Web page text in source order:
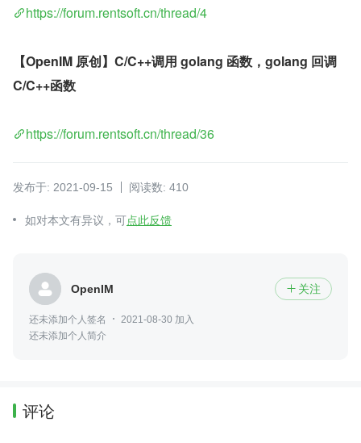
https://forum.rentsoft.cn/thread/4
【OpenIM 原创】C/C++调用 golang 函数，golang 回调
C/C++函数
https://forum.rentsoft.cn/thread/36
发布于: 2021-09-15 阅读数: 410
如对本文有异议，可点此反馈
OpenIM  关注
还未添加个人签名
2021-08-30 加入
还未添加个人简介
评论